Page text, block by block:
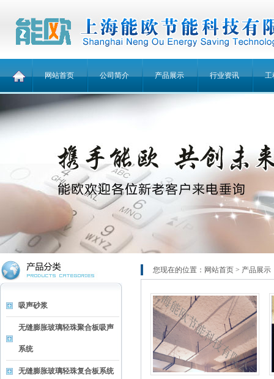
网站首页 公司简介 产品展示 行业资讯 工
吸声砂浆
无缝膨胀玻璃轻珠聚合板吸声
系统
无缝膨胀玻璃轻珠复合板系统
您现在的位置： 网站首页 > 产品展示